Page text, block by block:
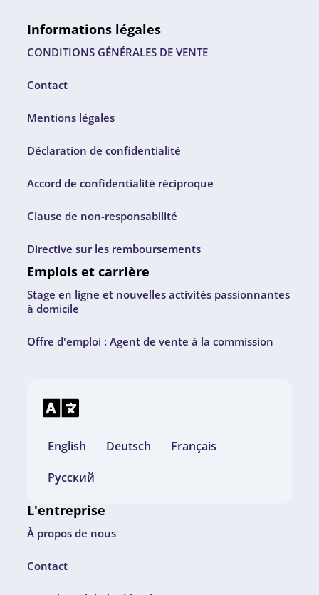
Informations légales
CONDITIONS GÉNÉRALES DE VENTE
Contact
Mentions légales
Déclaration de confidentialité
Accord de confidentialité réciproque
Clause de non-responsabilité
Directive sur les remboursements
Emplois et carrière
Stage en ligne et nouvelles activités passionnantes
à domicile
Offre d'emploi : Agent de vente à la commission
English Deutsch
Français
Русский
L'entreprise
À propos de nous
Contact